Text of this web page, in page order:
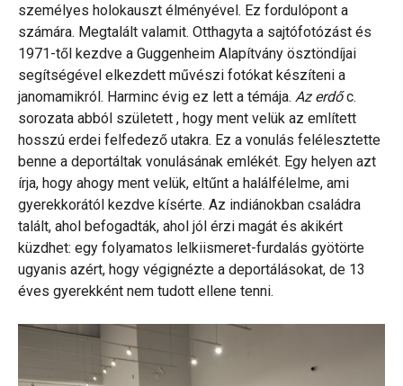
személyes holokauszt élményével. Ez fordulópont a
számára. Megtalált valamit. Otthagyta a sajtófotózást és
1971-től kezdve a Guggenheim Alapítvány ösztöndíjai
segítségével elkezdett művészi fotókat készíteni a
janomamikról. Harminc évig ez lett a témája. Az erdőc.
sorozata abból született , hogy ment velük az említett
hosszú erdei felfedező utakra. Ez a vonulás felélesztette
benne a deportáltak vonulásának emlékét. Egy helyen azt
írja, hogy ahogy ment velük, eltűnt a halálfélelme, ami
gyerekkorától kezdve kísérte. Az indiánokban családra
talált, ahol befogadták, ahol jól érzi magát és akikért
küzdhet: egy folyamatos lelkiismeret-furdalás gyötörte
ugyanis azért, hogy végignézte a deportálásokat, de 13
éves gyerekként nem tudott ellene tenni.